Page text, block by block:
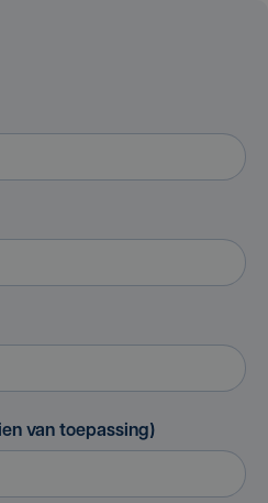
van toepassing)